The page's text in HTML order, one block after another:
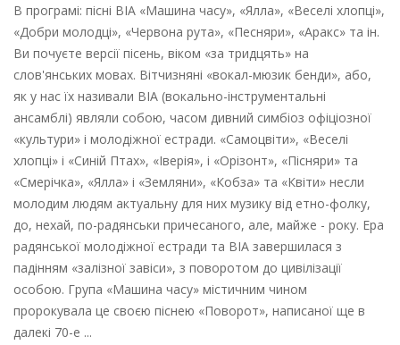
В програмі: пісні ВІА «Машина часу», «Ялла», «Веселі хлопці»,
«Добри молодці», «Червона рута», «Песняри», «Аракс» та ін.
Ви почуєте версії пісень, віком «за тридцять» на
слов'янських мовах. Вітчизняні «вокал-мюзик бенди», або,
як у нас їх називали ВІА (вокально-інструментальні
ансамблі) являли собою, часом дивний симбіоз офіціозної
«культури» і молодіжної естради. «Самоцвіти», «Веселі
хлопці» і «Синій Птах», «Іверія», і «Орізонт», «Пісняри» та
«Смерічка», «Ялла» і «Земляни», «Кобза» та «Квіти» несли
молодим людям актуальну для них музику від етно-фолку,
до, нехай, по-радянськи причесаного, але, майже - року. Ера
радянської молодіжної естради та ВІА завершилася з
падінням «залізної завіси», з поворотом до цивілізації
особою. Група «Машина часу» містичним чином
пророкувала це своєю піснею «Поворот», написаної ще в
далекі 70-е ...